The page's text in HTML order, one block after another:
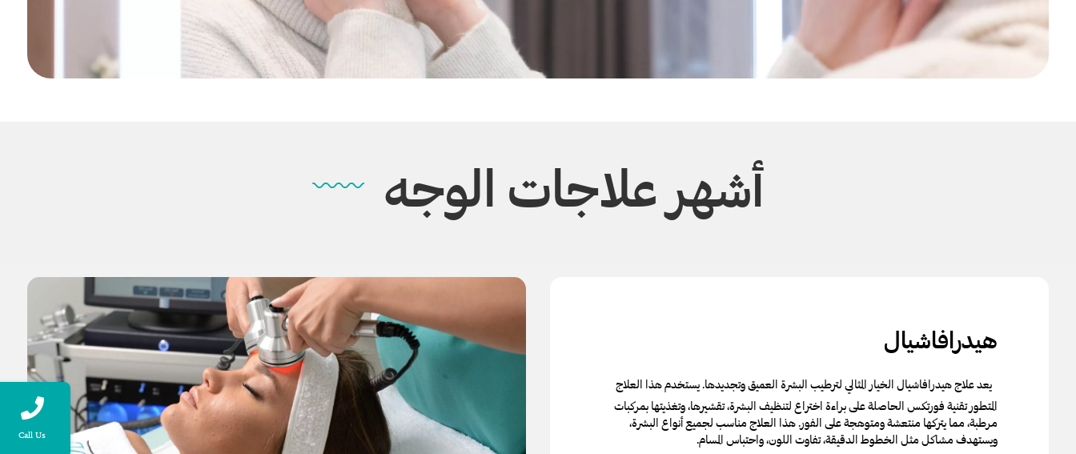
Call Us
أشهر علاجات الوجه
هيدرافاشيال
يعد علاج هيدرافاشيال الخيار المثالي لترطيب البشرة العميق وتجديدها. يستخدم هذا العلاج
المتطور تقنية فورتكس الحاصلة على براءة اختراع لتنظيف البشرة، تقشيرها، وتغذيتها بمركبات
مرطبة، مما يتركها منتعشة ومتوهجة على الفور. هذا العلاج مناسب لجميع أنواع البشرة،
ويستهدف مشاكل مثل الخطوط الدقيقة، تفاوت اللون، واحتباس المسام.